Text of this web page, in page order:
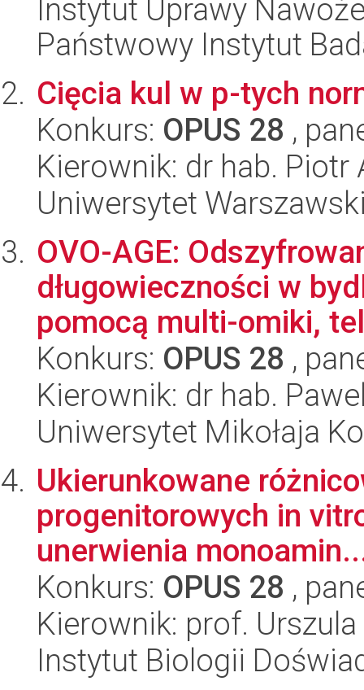
Instytut Uprawy
Państwowy Instytut
Cięcia kul w p-tych
Konkurs: OPUS 28 ,
Kierownik: dr hab. Piotr
Uniwersytet
OVO-AGE:
długowieczności w
pomocą multi-omiki,
Konkurs: OPUS 28 ,
Kierownik: dr hab.
Uniwersytet Mikołaja
Ukierunkowane
progenitorowych in
unerwienia
Konkurs: OPUS 28 ,
Kierownik: prof. Urszula
Instytut Biologii